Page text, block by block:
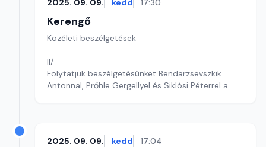
2025. 09. 09. kedd 17:30
Kerengő
Közéleti beszélgetések
II/
Folytatjuk beszélgetésünket Bendarzsevszkik
Antonnal, Prőhle Gergellyel és Siklósi Péterrel a
2025. 09. 09.
kedd 17:04